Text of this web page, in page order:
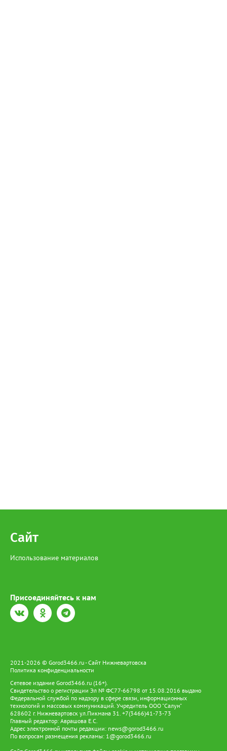
Сайт
Использование материалов
Присоединяйтесь к нам
2021-2026 © Gorod3466.ru - Сайт Нижневартовска
Политика конфиденциальности
Сетевое издание Gorod3466.ru (16+).
Свидетельство о регистрации Эл № ФС77-66798 от 15.08.2016 выдано
Федеральной службой по надзору в сфере связи, информационных
технологий и массовых коммуникаций. Учредитель ООО "Салун"
628602 г. Нижневартовск ул.Пикмана 31. +7(3466)41-73-73
Главный редактор: Аврашова Е.С.
Адрес электронной почты редакции: news@gorod3466.ru
По вопросам размещения рекламы: 1@gorod3466.ru